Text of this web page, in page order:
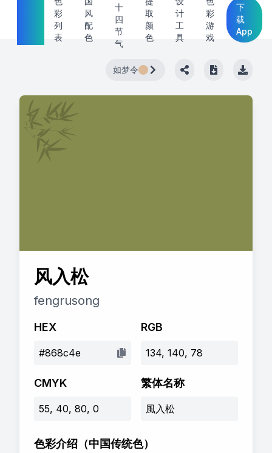
彩
列
表
风
配
色
十
四
节
气
取
颜
色
计
工
具
彩
游
戏
下
载
App
如梦令
风入松
fengrusong
HEX
#868c4e
RGB
134, 140, 78
CMYK
55, 40, 80, 0
繁体名称
風入松
色彩介绍 （中国传统色）